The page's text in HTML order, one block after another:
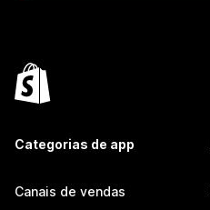
Categorias de app
Canais de vendas